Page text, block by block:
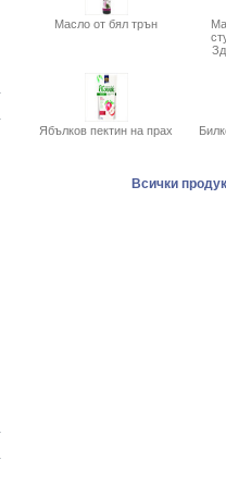
Масло от бял трън
Ябълков пектин на прах
Всички